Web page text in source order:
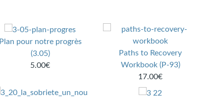
Plan pour notre progrès
(3.05)
5.00€
Paths to Recovery
Workbook (P-93)
17.00€